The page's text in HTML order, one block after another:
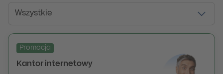
Wszystkie
Wszystkie
Promocja
Kantor internetowy